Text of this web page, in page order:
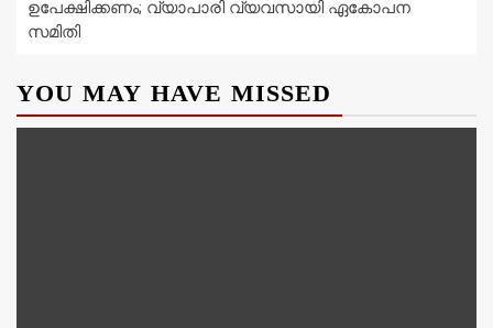
ഉപേക്ഷിക്കണം; വ്യാപാരി വ്യവസായി ഏകോപന
സമിതി
YOU MAY HAVE MISSED